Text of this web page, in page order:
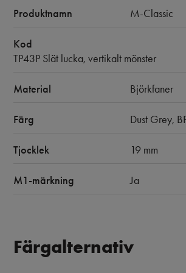
Produktnamn M-Classic
Kod
TP43P Slät lucka, vertikalt mönster
Material Björkfaner
Färg Dust Grey,
Tjocklek 19 mm
M1-märkning Ja
Färgalternativ